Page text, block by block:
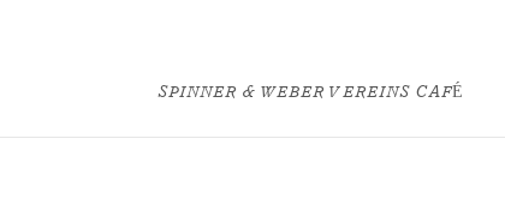
SPINNER & WEBER VEREINS CAFÉ